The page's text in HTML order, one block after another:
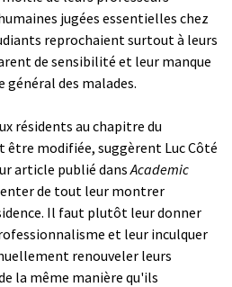
jugées essentielles chez
reprochaient surtout à leurs
de sensibilité et leur manque
des malades.
résidents au chapitre du
modifiée, suggèrent Luc Côté
article publié dansAcademic
de tout leur montrer
Il faut plutôt leur donner
et leur inculquer
renouveler leurs
la même manière qu'ils